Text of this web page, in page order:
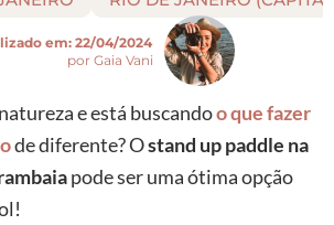
em: 22/04/2024
por Gaia Vani
e está buscandoo que fazer
de diferente? Ostand up paddle na
pode ser uma ótima opção